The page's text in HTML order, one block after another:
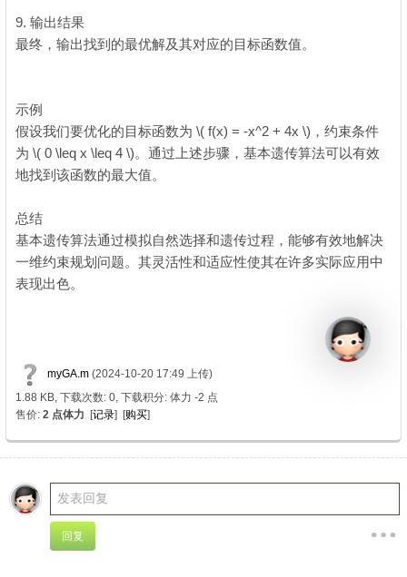
9. 输出结果
最终，输出找到的最优解及其对应的目标函数值。
示例
假设我们要优化的目标函数为 \( f(x) = -x^2 + 4x \)，约束条件
为 \( 0 \leq x \leq 4 \)。通过上述步骤，基本遗传算法可以有效
地找到该函数的最大值。
总结
基本遗传算法通过模拟自然选择和遗传过程，能够有效地解决
一维约束规划问题。其灵活性和适应性使其在许多实际应用中
表现出色。
myGA.m (2024-10-20 17:49 上传)
1.88 KB, 下载次数: 0, 下载积分: 体力 -2 点
售价: 2 点体力 [记录] [购买]